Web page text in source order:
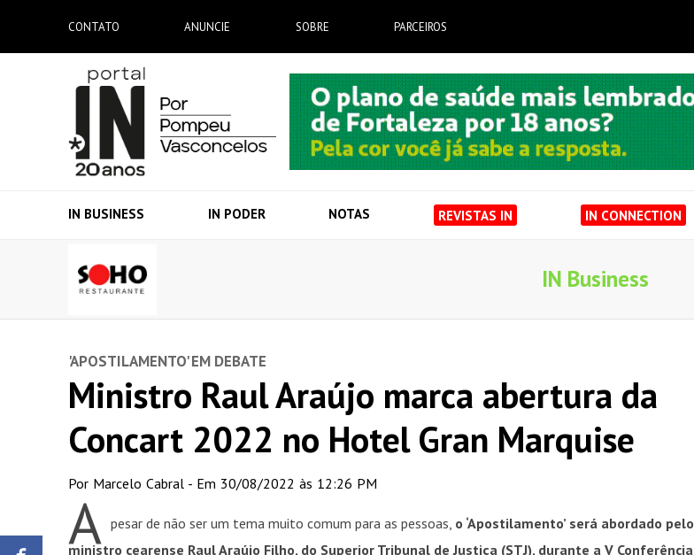
CONTATO ANUNCIE SOBRE PARCEIROS
IN BUSINESS IN PODER NOTAS REVISTAS IN IN CONNECTION
IN Business
'APOSTILAMENTO' EM DEBATE
Ministro Raul Araújo marca abertura da
Concart 2022 no Hotel Gran Marquise
Por Marcelo Cabral - Em 30/08/2022 às 12:26 PM
A pesar de não ser um tema muito comum para as pessoas, o ‘Apostilamento’ será abordado pelo
ministro cearense Raul Araújo Filho, do Superior Tribunal de Justiça (STJ), durante a V Conferência